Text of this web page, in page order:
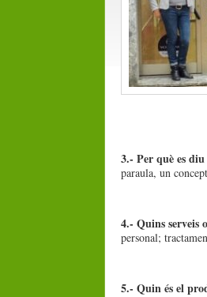
3.- Per què es
paraula, un
4.- Quins serveis
personal;
5.- Quin és el